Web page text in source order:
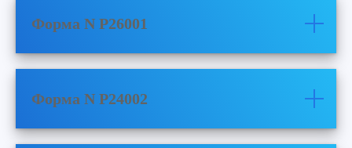
Форма N P26001
Форма N P24002